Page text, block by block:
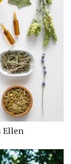
Ellen